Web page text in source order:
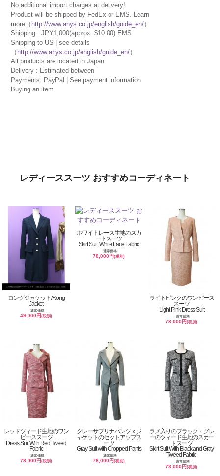
No additional import charges at delivery!
Product will be shipped by FedEx or EMS. Learn
more（ http://www.anys.co.jp/english/guide_en/）
Shipping : JPY1,000(approx. $10.00) EMS
Shipping to US | see details
（ http://www.anys.co.jp/english/guide_en/）
All products are located in Japan
Delivery : Estimated between
Payments: PayPal | See payment information
Buying an item
レディーススーツ おすすめコーディネート
ロングジャケット/Rong
Jacket
通常価格
49,000円(税別)
ホワイトレース生地のスカ
ートスーツ
Skirt Suit, White Lace Fabric
通常価格
78,000円(税別)
ライトピンクのワンピース
スーツ
Light Pink Dress Suit
通常価格
78,000円(税別)
レッドツィード生地のワン
ピーススーツ
Dress Suit With Red Tweed
Fabric
通常価格
78,000円(税別)
グレーサブリナパンツｘジ
ャケットのセットアップス
ーツ
Gray Suit with Cropped Pants
通常価格
78,000円(税別)
ラメ入りのブラック・グレ
ーのツィード生地のスカー
トスーツ
Skirt Suit With Black and Gray
Tweed Fabric
通常価格
78,000円(税別)